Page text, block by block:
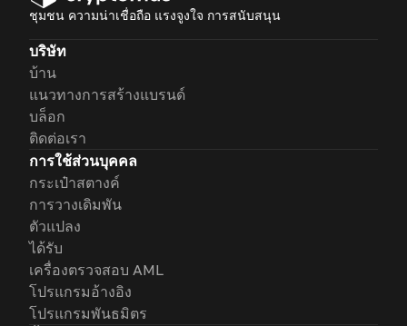
ชุมชน ความน่าเชื่อถือ แรงจูงใจ การสนับสนุน
บริษัท
บ้าน
แนวทางการสร้างแบรนด์
บล็อก
ติดต่อเรา
การใช้ส่วนบุคคล
กระเป๋าสตางค์
การวางเดิมพัน
ตัวแปลง
ได้รับ
เครื่องตรวจสอบ AML
โปรแกรมอ้างอิง
โปรแกรมพันธมิตร